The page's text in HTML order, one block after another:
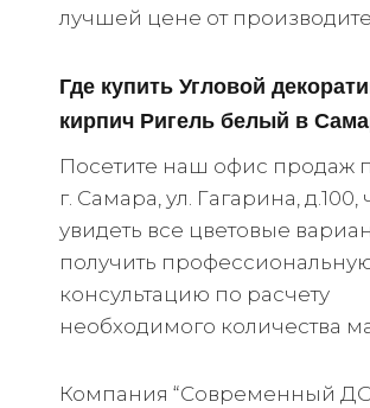
лучшей цене от
Где купить Угловой
кирпич Ригель белый в
Посетите наш офис продаж
г. Самара, ул. Гагарина, д.100,
увидеть все цветовые
получить
консультацию по расчету
необходимого количества
Компания “Современный